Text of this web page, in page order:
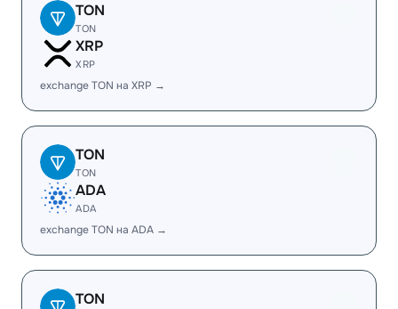
TON
TON
XRP
XRP
exchange TON на XRP →
TON
TON
ADA
ADA
exchange TON на ADA →
TON